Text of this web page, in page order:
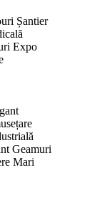
Șantier
Expo
Geamuri
Mari